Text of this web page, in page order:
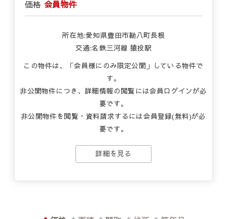
価格 会員物件
所在地:愛知県豊田市勘八町長根
交通:名鉄三河線 猿投駅
この物件は、「会員様にのみ限定公開」している物件で
す。
非公開物件につき、詳細情報の閲覧には会員ログインが必
要です。
非公開物件を閲覧・資料請求するには会員登録(無料)が必
要です。
詳細を見る